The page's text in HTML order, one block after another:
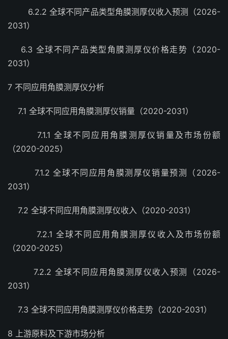
6.2.2 全球不同产品类型角膜测厚仪收入预测（2026-
2031）
6.3 全球不同产品类型角膜测厚仪价格走势（2020-
2031）
7 不同应用角膜测厚仪分析
7.1 全球不同应用角膜测厚仪销量（2020-2031）
7.1.1 全球不同应用角膜测厚仪销量及市场份额
（2020-2025）
7.1.2 全球不同应用角膜测厚仪销量预测（2026-
2031）
7.2 全球不同应用角膜测厚仪收入（2020-2031）
7.2.1 全球不同应用角膜测厚仪收入及市场份额
（2020-2025）
7.2.2 全球不同应用角膜测厚仪收入预测（2026-
2031）
7.3 全球不同应用角膜测厚仪价格走势（2020-2031）
8 上游原料及下游市场分析